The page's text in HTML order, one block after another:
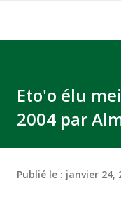
Eto'o élu
2004 par
Publié le : janvier 24,